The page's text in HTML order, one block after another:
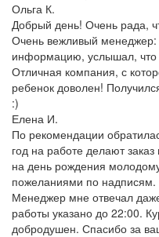
Ольга К.
Добрый день! Очень рада,
Очень вежливый менеджер:
информацию, услышал, что
Отличная компания, с
ребенок доволен!
:)
Елена И.
По рекомендации
год на работе делают
на день рождения
пожеланиями по надписям.
Менеджер мне отвечал
работы указано до 22:00.
добродушен. Спасибо за